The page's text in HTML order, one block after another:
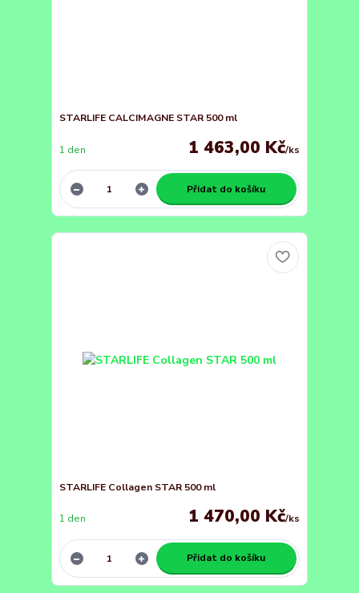
STARLIFE CALCIMAGNE STAR 500 ml
1 463,00 Kč/ks
1 den
Přidat do košíku
STARLIFE Collagen STAR 500 ml
1 470,00 Kč/ks
1 den
Přidat do košíku